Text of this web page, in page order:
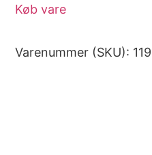
Køb vare
Varenummer (SKU):